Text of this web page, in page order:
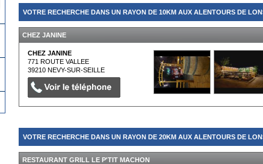
VOTRE RECHERCHE DANS UN RAYON DE 10KM AUX ALENTOURS DE
CHEZ JANINE
CHEZ JANINE
771 ROUTE VALLEE
39210NEVY-SUR-SEILLE
VOTRE RECHERCHE DANS UN RAYON DE 20KM AUX ALENTOURS DE
RESTAURANT GRILL LE P'TIT MACHON